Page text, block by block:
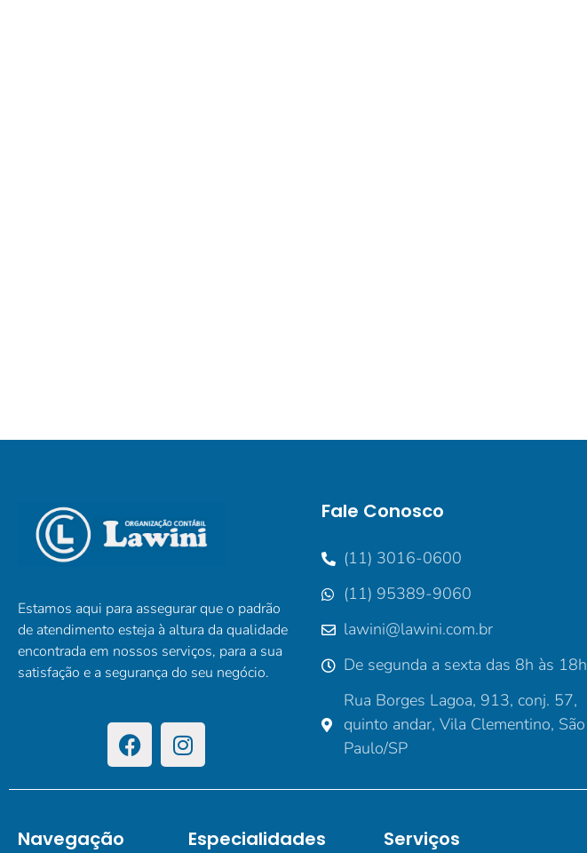
Estamos aqui para assegurar que o padrão
de atendimento esteja à altura da qualidade
encontrada em nossos serviços, para a sua
satisfação e a segurança do seu negócio.
Fale Conosco
(11) 3016-0600
(11) 95389-9060
lawini@lawini.com.br
De segunda a sexta das 8h às 18h
Rua Borges Lagoa, 913, conj. 57,
quinto andar, Vila Clementino, São
Paulo/SP
Navegação Especialidades Serviços